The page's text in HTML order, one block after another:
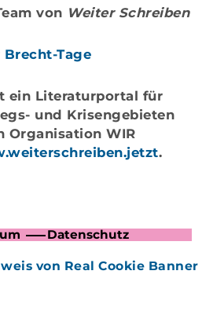
von Weiter Schreiben
Tage
ein Literaturportal für
und Krisengebieten
Organisation WIR
.
Datenschutz
von Real Cookie Banner